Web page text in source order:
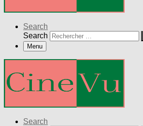
Search
Search
Menu
Search